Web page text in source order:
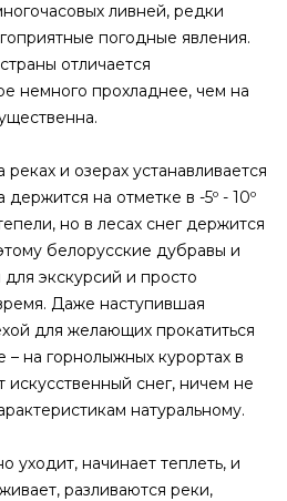
ливней, редки
погодные явления.
отличается
немного прохладнее, чем на
и озерах устанавливается
на отметке в -5º - 10º
но в лесах снег держится
белорусские дубравы и
экскурсий и просто
Даже наступившая
для желающих прокатиться
на горнолыжных курортах в
искусственный снег, ничем не
натуральному.
уходит, начинает теплеть, и
разливаются реки,